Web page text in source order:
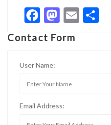
Facebook
Email
Contact Form
User Name:
Email Address: